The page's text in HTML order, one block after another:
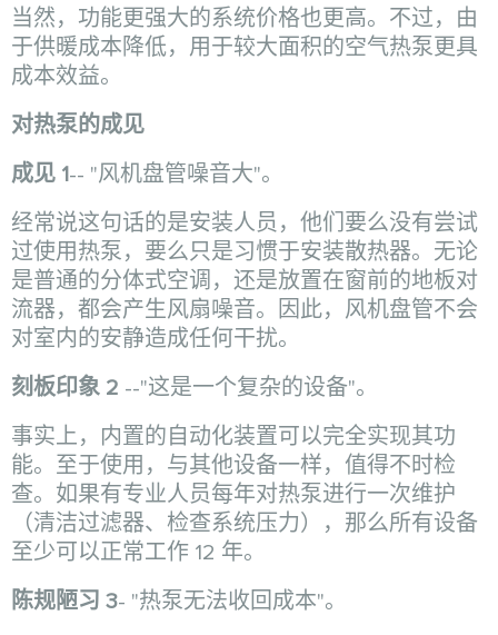
当然，功能更强大的系统价格也更高。不过，由
于供暖成本降低，用于较大面积的空气热泵更具
成本效益。
对热泵的成见
成见 1-- "风机盘管噪音大"。
经常说这句话的是安装人员，他们要么没有尝试
过使用热泵，要么只是习惯于安装散热器。无论
是普通的分体式空调，还是放置在窗前的地板对
流器，都会产生风扇噪音。因此，风机盘管不会
对室内的安静造成任何干扰。
刻板印象 2 --"这是一个复杂的设备"。
事实上，内置的自动化装置可以完全实现其功
能。至于使用，与其他设备一样，值得不时检
查。如果有专业人员每年对热泵进行一次维护
（清洁过滤器、检查系统压力），那么所有设备
至少可以正常工作 12 年。
陈规陋习 3- "热泵无法收回成本"。